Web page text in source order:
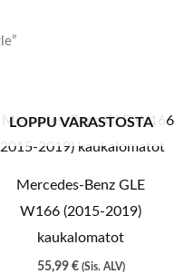
LOPPU VARASTOSTA
Mercedes-Benz GLE
W166 (2015-2019)
kaukalomatot
55,99 € (Sis. ALV)